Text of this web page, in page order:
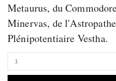
Metaurus, du
Minervas, de
Plénipotentiaire Vestha.